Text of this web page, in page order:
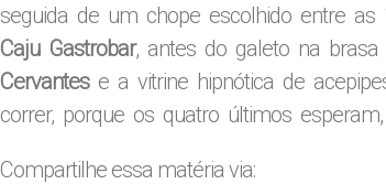
seguida de um chope escolhido entre as
Caju Gastrobar, antes do galeto na brasa
Cervantese a vitrine hipnótica de
correr, porque os quatro últimos
Compartilhe essa matéria via: